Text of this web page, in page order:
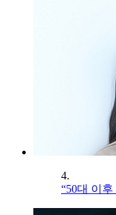
4.
“50대 이